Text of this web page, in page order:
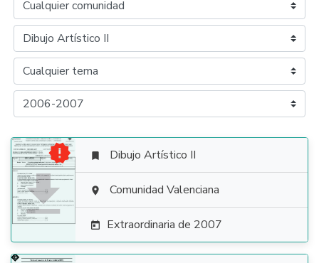

  Dibujo Artístico II
 Comunidad Valenciana
 Extraordinaria de 2007